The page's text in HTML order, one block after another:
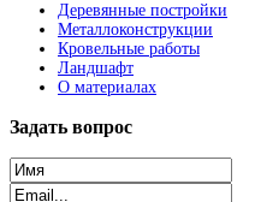
Деревянные постройки
Металлоконструкции
Кровельные работы
Ландшафт
О материалах
Задать вопрос